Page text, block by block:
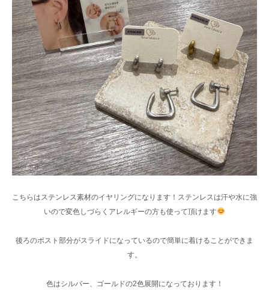
こちらはステンレス素材のイヤリングになります！ステンレスは汗や水に強
いので変色しづらくアレルギーの方も使って頂けます
後ろのポスト部分がスライドになっているので簡単に着けることができま
す。
色はシルバー、ゴールドの2色展開になっております！